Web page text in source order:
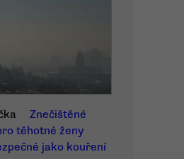
Znečištěné
těhotné ženy
jako kouření